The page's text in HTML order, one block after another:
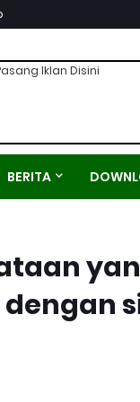
Iklan Disini
BERITA